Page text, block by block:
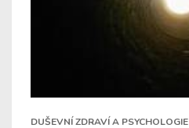
DUŠEVNÍ ZDRAVÍ A PSYCHOLOGIE